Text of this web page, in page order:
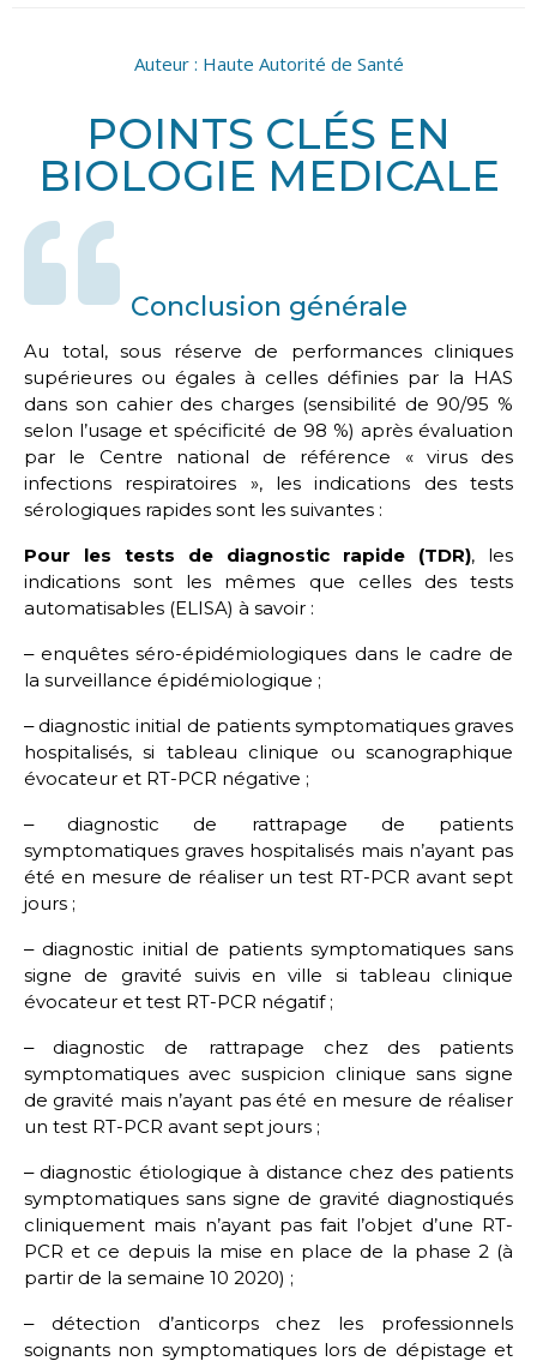
Auteur : Haute Autorité de Santé
POINTS CLÉS EN
BIOLOGIE MEDICALE
Conclusion générale
Au total, sous réserve de performances cliniques
supérieures ou égales à celles définies par la HAS
dans son cahier des charges (sensibilité de 90/95 %
selon l’usage et spécificité de 98 %) après évaluation
par le Centre national de référence « virus des
infections respiratoires », les indications des tests
sérologiques rapides sont les suivantes :
Pour les tests de diagnostic rapide (TDR), les
indications sont les mêmes que celles des tests
automatisables (ELISA) à savoir :
‒ enquêtes séro-épidémiologiques dans le cadre de
la surveillance épidémiologique ;
‒ diagnostic initial de patients symptomatiques graves
hospitalisés, si tableau clinique ou scanographique
évocateur et RT-PCR négative ;
‒ diagnostic de rattrapage de patients
symptomatiques graves hospitalisés mais n’ayant pas
été en mesure de réaliser un test RT-PCR avant sept
jours ;
‒ diagnostic initial de patients symptomatiques sans
signe de gravité suivis en ville si tableau clinique
évocateur et test RT-PCR négatif ;
‒ diagnostic de rattrapage chez des patients
symptomatiques avec suspicion clinique sans signe
de gravité mais n’ayant pas été en mesure de réaliser
un test RT-PCR avant sept jours ;
‒ diagnostic étiologique à distance chez des patients
symptomatiques sans signe de gravité diagnostiqués
cliniquement mais n’ayant pas fait l’objet d’une RT-
PCR et ce depuis la mise en place de la phase 2 (à
partir de la semaine 10 2020) ;
‒ détection d’anticorps chez les professionnels
soignants non symptomatiques lors de dépistage et